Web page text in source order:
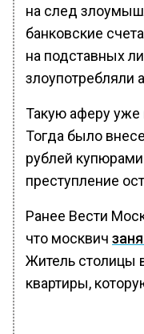
на след
банковские
на подставных
злоупотребляли
Такую аферу уже
Тогда было
рублей
преступление
Ранее Вести
что москвич
Житель столицы
квартиры,